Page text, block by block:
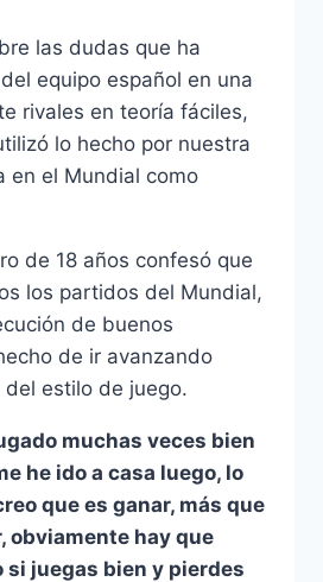
las dudas que ha
equipo español en una
rivales en teoría fáciles,
lo hecho por nuestra
en el Mundial como
de 18 años confesó que
los partidos del Mundial,
de buenos
de ir avanzando
estilo de juego.
muchas veces bien
he ido a casa luego, lo
que es ganar, más que
obviamente hay que
si juegas bien y pierdes